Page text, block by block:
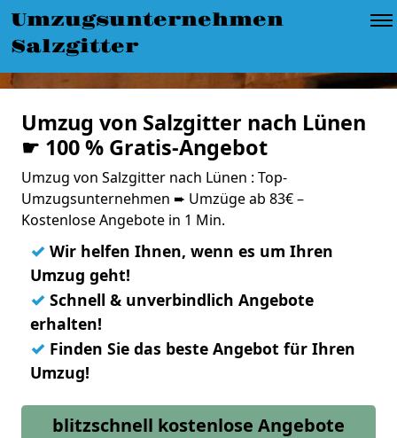
Umzugsunternehmen
Salzgitter
Umzug von Salzgitter nach Lünen
☛ 100 % Gratis-Angebot
Umzug von Salzgitter nach Lünen : Top-
Umzugsunternehmen ➨ Umzüge ab 83€ –
Kostenlose Angebote in 1 Min.
✓ Wir helfen Ihnen, wenn es um Ihren
Umzug geht!
✓ Schnell & unverbindlich Angebote
erhalten!
✓ Finden Sie das beste Angebot für Ihren
Umzug!
blitzschnell kostenlose Angebote